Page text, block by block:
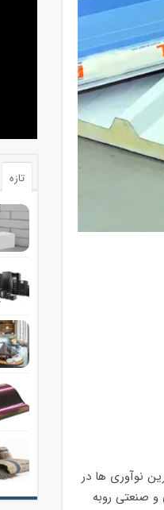
نوآوری ها در
صنعتی روبه
تازه